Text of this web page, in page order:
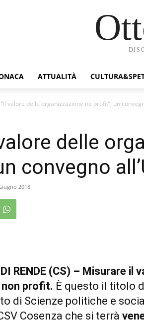
ATTUALITÀ
“Il valore delle organizzazione no profit”, un
delle
convegno
2018
RENDE (CS) – Misurare il
profit. È questo il titolo
di Scienze politiche e
Cosenza che si terrà